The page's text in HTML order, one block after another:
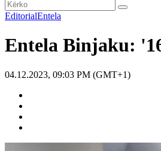
EditorialEntela
Entela Binjaku:
04.12.2023, 09:03 PM (GMT+1)